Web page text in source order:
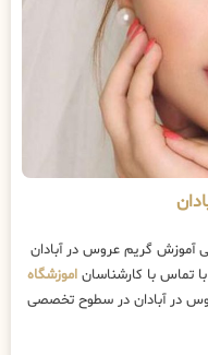
گریم عروس در آبادان
تماس با کارشناسان اموزشگاه
در آبادان در سطوح تخصصی